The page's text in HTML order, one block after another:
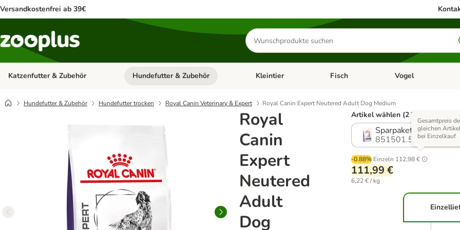
Versandkostenfrei ab 39€
Produkte
suchen
Katzenfutter & Zubehör Kategorie-Menü öffnen: Katzenfutter & Zubehör
Hundefutter & Zubehör Kategorie-Menü öffnen: Hundefutter & Zubehör
Kleintier Kategorie-Menü öffnen: Kleintier
Fisch Kategorie-Menü
Vogel
Hundefutter & Zubehör Hundefutter trocken Royal Canin Veterinary & Expert Royal Canin Expert Neutered Adult Dog Medium
Royal
Canin
Expert
Neutered
Adult
Dog
Artikel wählen (2 Varianten)
Sparpaket: 2 x 9 kg
851501.5
-0.88% Einzeln 112,98 €
Gesamtpreis
gleichen
bei Einzelkauf
111,99 €
6,22 € / kg